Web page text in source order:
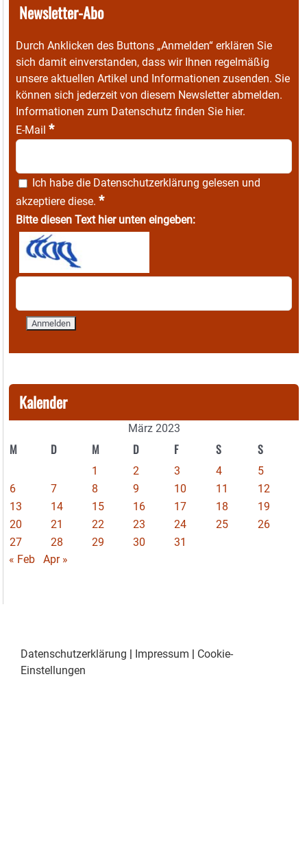
Newsletter-Abo
Durch Anklicken des Buttons „Anmelden“ erklären Sie
sich damit einverstanden, dass wir Ihnen regelmäßig
unsere aktuellen Artikel und Informationen zusenden. Sie
können sich jederzeit von diesem Newsletter abmelden.
Informationen zum Datenschutz finden Sie hier.
E-Mail *
Ich habe die Datenschutzerklärung gelesen und
akzeptiere diese. *
Bitte diesen Text hier unten eingeben:
Kalender
März 2023
M D M D F S S
1 2 3 4
5
6
7 8 9 10 11
12
13
14 15 16 17 18
19
20
21 22 23 24 25
26
27
28 29 30
31
« Feb
Apr »
Datenschutzerklärung | Impressum | Cookie-
Einstellungen